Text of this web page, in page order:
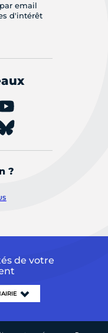
email
d'intérêt
?
de votre